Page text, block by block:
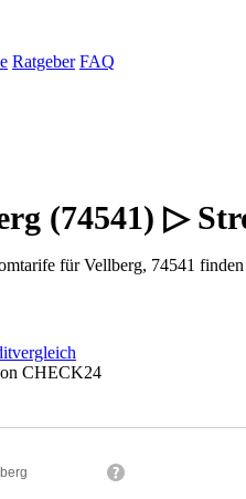
Ratgeber FAQ
(74541) ▷
für Vellberg, 74541
CHECK24